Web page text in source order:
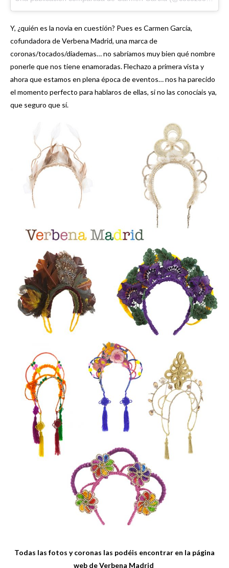
Y, ¿quién es la novia en cuestión? Pues es Carmen García,
cofundadora de Verbena Madrid, una marca de
coronas/tocados/diademas… no sabríamos muy bien qué nombre
ponerle que nos tiene enamoradas. Flechazo a primera vista y
ahora que estamos en plena época de eventos… nos ha parecido
el momento perfecto para hablaros de ellas, si no las conocíais ya,
que seguro que sí.
Todas las fotos y coronas las podéis encontrar en la página
web deVerbena Madrid